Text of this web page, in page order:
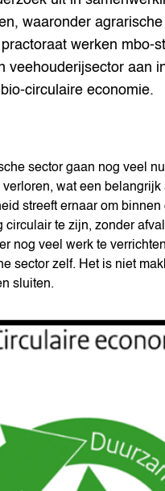
waaronder
werken mbo-
veehouderijsector aan
circulaire economie.
sector gaan nog veel
verloren, wat een
streeft ernaar om binnen
circulair te zijn, zonder
nog veel werk te
sector zelf. Het is niet
sluiten.